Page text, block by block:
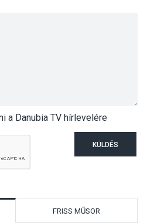
a Danubia TV hírlevelére
KÜLDÉS
FRISS MŰSOR